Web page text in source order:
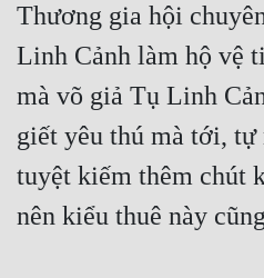
Thương gia hội
Linh Cảnh làm hộ vệ
mà võ giả Tụ Linh
giết yêu thú mà tới, tự
tuyệt kiếm thêm chút
nên kiểu thuê này